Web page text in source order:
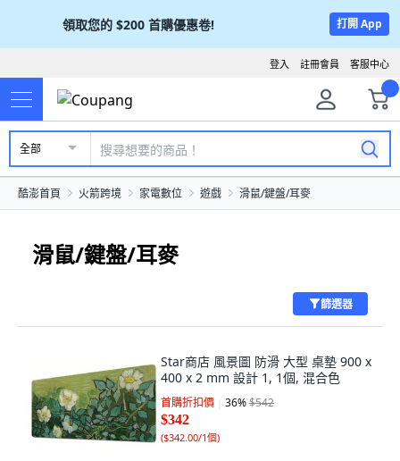
領取您的 $200 首購優惠卷! 打開 App
客服中心
註冊會員
登入
全部
酷澎首頁 火箭跨境 家電數位 遊戲 滑鼠/鍵盤/耳麥
滑鼠/鍵盤/耳麥
篩選器
Star商店 風景圖 防滑 大型 桌墊 900 x
400 x 2 mm 設計 1, 1個, 混合色
首購折扣價 36%$542
$342
($342.00/1個)